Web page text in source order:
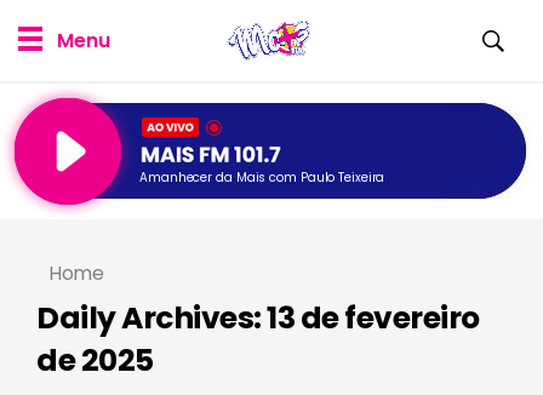
Amanhecer da Mais com Paulo Teixeira
Home
Daily Archives: 13 de fevereiro
de 2025